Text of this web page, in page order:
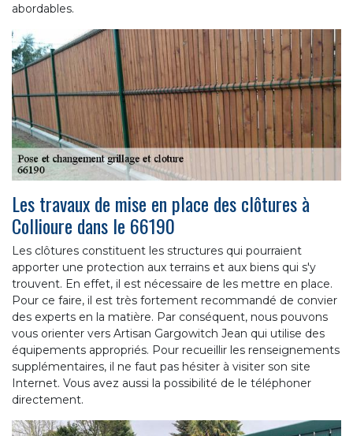
abordables.
Les travaux de mise en place des clôtures à
Collioure dans le 66190
Les clôtures constituent les structures qui pourraient
apporter une protection aux terrains et aux biens qui s'y
trouvent. En effet, il est nécessaire de les mettre en place.
Pour ce faire, il est très fortement recommandé de convier
des experts en la matière. Par conséquent, nous pouvons
vous orienter vers Artisan Gargowitch Jean qui utilise des
équipements appropriés. Pour recueillir les renseignements
supplémentaires, il ne faut pas hésiter à visiter son site
Internet. Vous avez aussi la possibilité de le téléphoner
directement.